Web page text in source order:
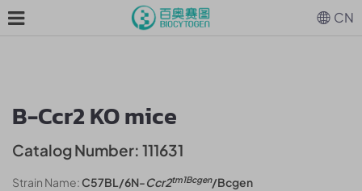
B-Ccr2 KO mice
Catalog Number: 111631
Strain Name:C57BL/6N-Ccr2tm1Bcgen/Bcgen
CN